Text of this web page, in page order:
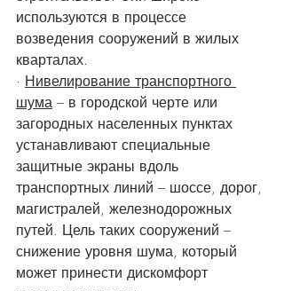
используются в процессе
возведения сооружений в жилых
кварталах.
· Нивелирование транспортного
шума – в городской черте или
загородных населенных пунктах
устанавливают специальные
защитные экраны вдоль
транспортных линий – шоссе, дорог,
магистралей, железнодорожных
путей. Цель таких сооружений –
снижение уровня шума, который
может принести дискомфорт